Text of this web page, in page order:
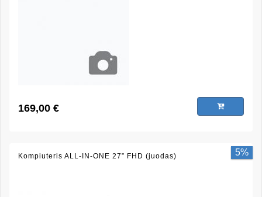
169,00 €
5%
Kompiuteris ALL-IN-ONE 27” FHD (juodas)